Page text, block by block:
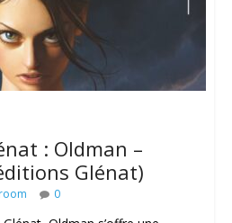
: Oldman –
Glénat)
0